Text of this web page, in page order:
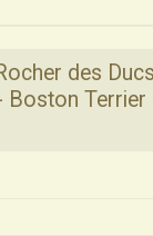
des
Boston